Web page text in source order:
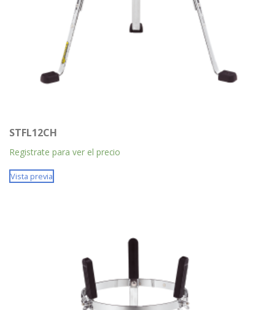
STFL12CH
Registrate para ver el precio
Vista previa